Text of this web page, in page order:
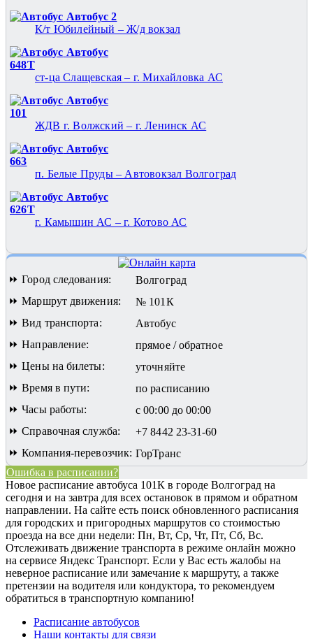
Автобус 2
К/т Юбилейный – Ж/д вокзал
Автобус
648Т
ст-ца Слащевская – г. Михайловка АС
Автобус
101
ЖДВ г. Волжский – г. Ленинск АС
Автобус
663
п. Белые Пруды – Автовокзал Волгоград
Автобус
626Т
г. Камышин АС – г. Котово АС
⏩ Город следования:
Волгоград
⏩ Маршрут движения:
№ 101К
⏩ Вид транспорта:
Автобус
⏩ Направление:
прямое / обратное
⏩ Цены на билеты:
уточняйте
⏩ Время в пути:
по расписанию
⏩ Часы работы:
с 00:00 до 00:00
⏩ Справочная служба:
+7 8442 23-31-60
⏩ Компания-перевозчик: ГорТранс
Ошибка в расписании?
Новое расписание автобуса 101К в городе Волгоград на
сегодня и на завтра для всех остановок в прямом и обратном
направлении. На сайте есть поиск обновленного расписания
для городских и пригородных маршрутов со стоимостью
проезда на все дни недели: Пн, Вт, Ср, Чт, Пт, Сб, Вс.
Отслеживать движение транспорта в режиме онлайн можно
на сервисе Яндекс Транспорт. Если у Вас есть жалобы на
неверное расписание или замечание к маршруту, а также
претензии на водителя или кондуктора, то рекомендуем
обратиться в транспортную компанию!
Расписание автобусов
Наши контакты для связи